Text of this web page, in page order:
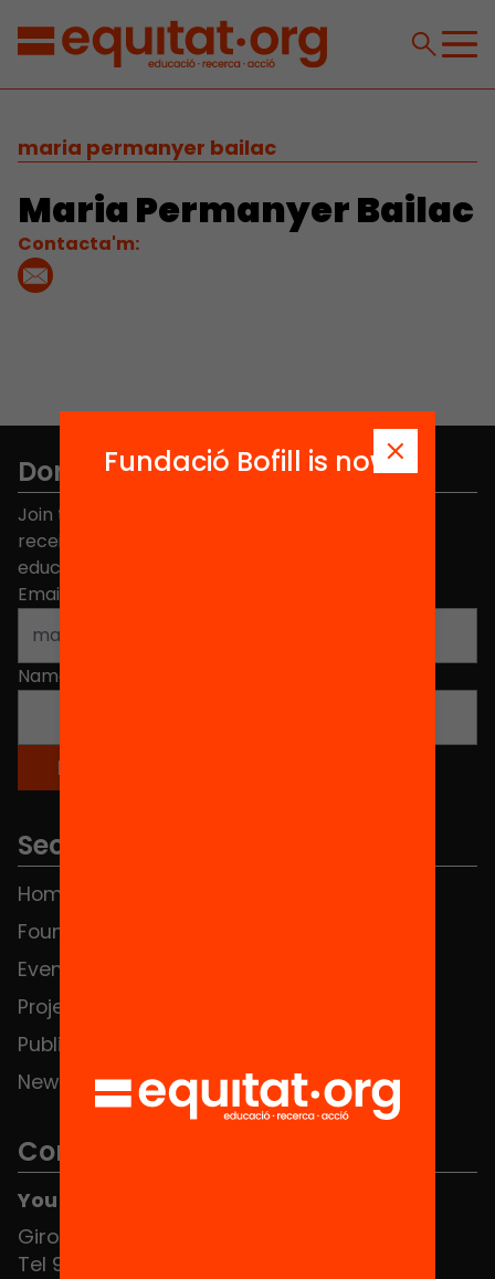
maria permanyer bailac
Maria Permanyer Bailac
Contacta'm:
Don't miss anything.
Join the more than 40,000 people who already
receive news about initiatives and projects for
educational change in Catalonia.
Email address
Name
Sections
Home
Foundation
Events
Projects
Publications and videos
News
Contact
You can find us at the Social HUB
Girona 34, interior 08010 Barcelona
Tel 934 588 700
Fundació Bofill is now